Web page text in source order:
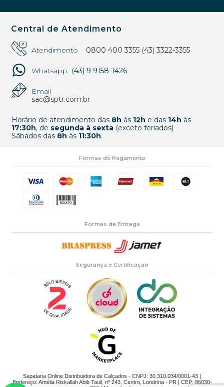
Central de Atendimento
Atendimento 0800 400 3355 (43) 3322-3355
Whatsapp (43) 9 9158-1426
Email
sac@sptr.com.br
Horário de atendimento das 8h às 12h e das 14h às
17:30h, de segunda à sexta(exceto feriados)
Sábados das 8h às 11:30h.
Formas de Pagamento
Formas de Entrega
Segurança e Certificação
Sapataria Online Distribuidora de Calçados - CNPJ: 30.310.034/0001-43 |
Endereço: Amélia Riskallah Abib Tauil, nº 243, Centro, Londrina - PR | CEP: 86030-